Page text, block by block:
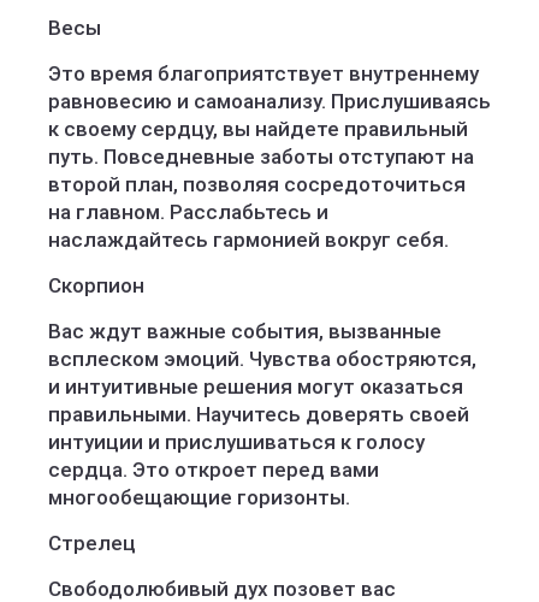
Весы
Это время благоприятствует внутреннему
равновесию и самоанализу. Прислушиваясь
к своему сердцу, вы найдете правильный
путь. Повседневные заботы отступают на
второй план, позволяя сосредоточиться
на главном. Расслабьтесь и
наслаждайтесь гармонией вокруг себя.
Скорпион
Вас ждут важные события, вызванные
всплеском эмоций. Чувства обостряются,
и интуитивные решения могут оказаться
правильными. Научитесь доверять своей
интуиции и прислушиваться к голосу
сердца. Это откроет перед вами
многообещающие горизонты.
Стрелец
Свободолюбивый дух позовет вас